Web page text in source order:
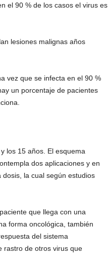
el 90 % de los casos el virus es
lesiones malignas años
vez que se infecta en el 90 %
un porcentaje de pacientes
los 15 años. El esquema
dos aplicaciones y en
la cual según estudios
que llega con una
forma oncológica, también
del sistema
rastro de otros virus que